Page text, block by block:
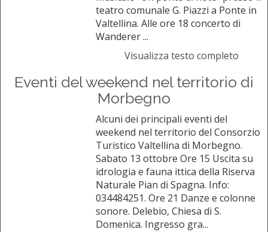
teatro comunale G. Piazzi a Ponte in
Valtellina. Alle ore 18 concerto di
Wanderer ...
Visualizza testo completo
Eventi del weekend nel territorio di
Morbegno
Alcuni dei principali eventi del
weekend nel territorio del Consorzio
Turistico Valtellina di Morbegno.
Sabato 13 ottobre Ore 15 Uscita su
idrologia e fauna ittica della Riserva
Naturale Pian di Spagna. Info:
034484251. Ore 21 Danze e colonne
sonore. Delebio, Chiesa di S.
Domenica. Ingresso gra...